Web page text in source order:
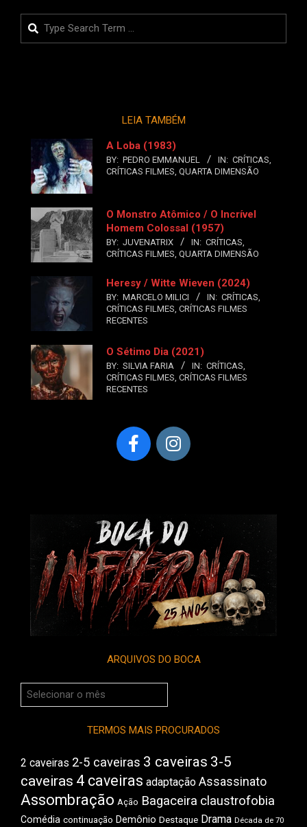
Search
LEIA TAMBÉM
A Loba (1983)
BY: PEDRO EMMANUEL IN: CRÍTICAS,
CRÍTICAS FILMES, QUARTA DIMENSÃO
O Monstro Atômico / O Incrível
Homem Colossal (1957)
BY: JUVENATRIX IN: CRÍTICAS,
CRÍTICAS FILMES, QUARTA DIMENSÃO
Heresy / Witte Wieven (2024)
BY: MARCELO MILICI IN: CRÍTICAS,
CRÍTICAS FILMES, CRÍTICAS FILMES
RECENTES
O Sétimo Dia (2021)
BY: SILVIA FARIA IN: CRÍTICAS,
CRÍTICAS FILMES, CRÍTICAS FILMES
RECENTES
ARQUIVOS DO BOCA
Arquivos
do
TERMOS MAIS PROCURADOS
2 caveiras 2-5 caveiras 3 caveiras 3-5
caveiras 4 caveiras adaptação Assassinato
Assombração Ação Bagaceira claustrofobia
Comédia continuação Demônio Destaque Drama Década de 70